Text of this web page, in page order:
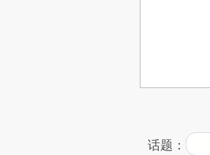
话题：